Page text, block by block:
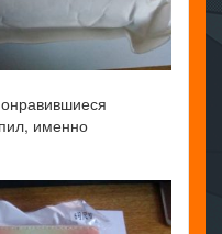
именно